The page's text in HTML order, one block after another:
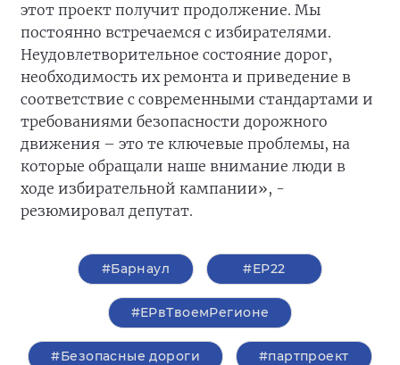
этот проект получит продолжение. Мы
постоянно встречаемся с избирателями.
Неудовлетворительное состояние дорог,
необходимость их ремонта и приведение в
соответствие с современными стандартами и
требованиями безопасности дорожного
движения – это те ключевые проблемы, на
которые обращали наше внимание люди в
ходе избирательной кампании», -
резюмировал депутат.
#Барнаул #ЕР22
#ЕРвТвоемРегионе
#Безопасные дороги #партпроект